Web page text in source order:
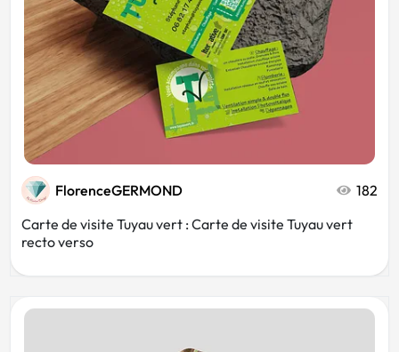
FlorenceGERMOND
182
Carte de visite Tuyau vert : Carte de visite Tuyau vert
recto verso